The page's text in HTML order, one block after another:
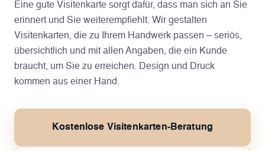
Eine gute Visitenkarte sorgt dafür, dass man sich an Sie
erinnert und Sie weiterempfiehlt. Wir gestalten
Visitenkarten, die zu Ihrem Handwerk passen – seriös,
übersichtlich und mit allen Angaben, die ein Kunde
braucht, um Sie zu erreichen. Design und Druck
kommen aus einer Hand.
Kostenlose Visitenkarten-Beratung